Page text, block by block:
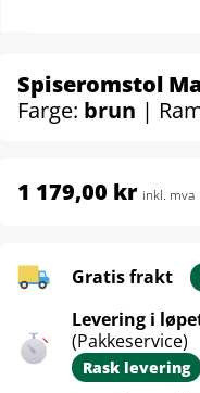
Spiseromstol
Farge: brun |
1 179,00 kr inkl. mva
Gratis frakt
Levering i
(Pakkeservice)
Rask levering